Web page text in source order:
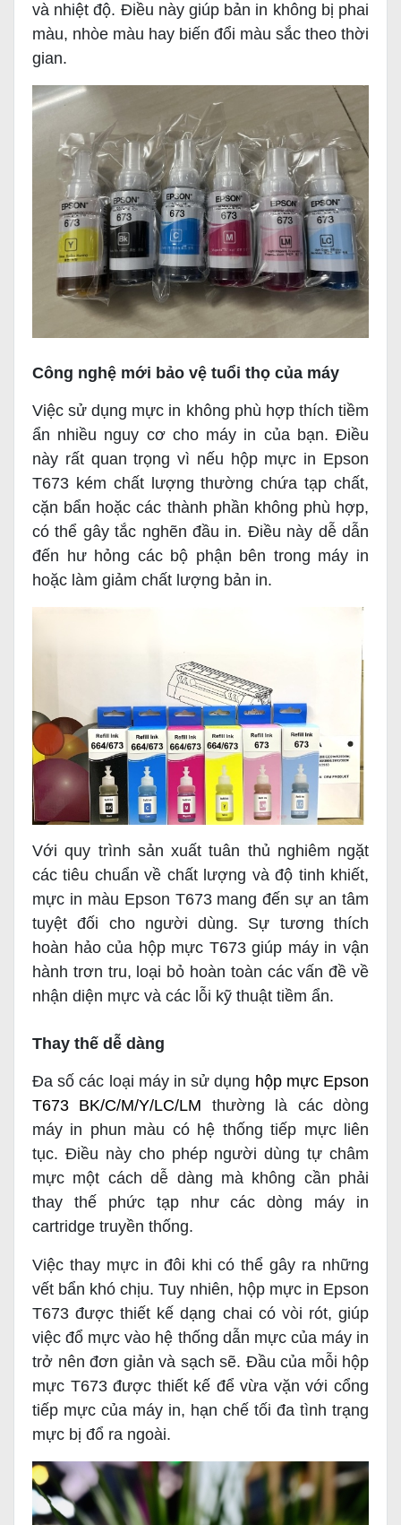
và nhiệt độ. Điều này giúp bản in không bị phai
màu, nhòe màu hay biến đổi màu sắc theo thời
gian.
Công nghệ mới bảo vệ tuổi thọ của máy
Việc sử dụng mực in không phù hợp thích tiềm
ẩn nhiều nguy cơ cho máy in của bạn. Điều
này rất quan trọng vì nếu hộp mực in Epson
T673 kém chất lượng thường chứa tạp chất,
cặn bẩn hoặc các thành phần không phù hợp,
có thể gây tắc nghẽn đầu in. Điều này dễ dẫn
đến hư hỏng các bộ phận bên trong máy in
hoặc làm giảm chất lượng bản in.
Với quy trình sản xuất tuân thủ nghiêm ngặt
các tiêu chuẩn về chất lượng và độ tinh khiết,
mực in màu Epson T673 mang đến sự an tâm
tuyệt đối cho người dùng. Sự tương thích
hoàn hảo của hộp mực T673 giúp máy in vận
hành trơn tru, loại bỏ hoàn toàn các vấn đề về
nhận diện mực và các lỗi kỹ thuật tiềm ẩn.
Thay thế dễ dàng
Đa số các loại máy in sử dụng hộp mực Epson
T673 BK/C/M/Y/LC/LM thường là các dòng
máy in phun màu có hệ thống tiếp mực liên
tục. Điều này cho phép người dùng tự châm
mực một cách dễ dàng mà không cần phải
thay thế phức tạp như các dòng máy in
cartridge truyền thống.
Việc thay mực in đôi khi có thể gây ra những
vết bẩn khó chịu. Tuy nhiên, hộp mực in Epson
T673 được thiết kế dạng chai có vòi rót, giúp
việc đổ mực vào hệ thống dẫn mực của máy in
trở nên đơn giản và sạch sẽ. Đầu của mỗi hộp
mực T673 được thiết kế để vừa vặn với cổng
tiếp mực của máy in, hạn chế tối đa tình trạng
mực bị đổ ra ngoài.